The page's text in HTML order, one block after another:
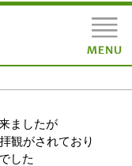
ましたが
観がされており
した